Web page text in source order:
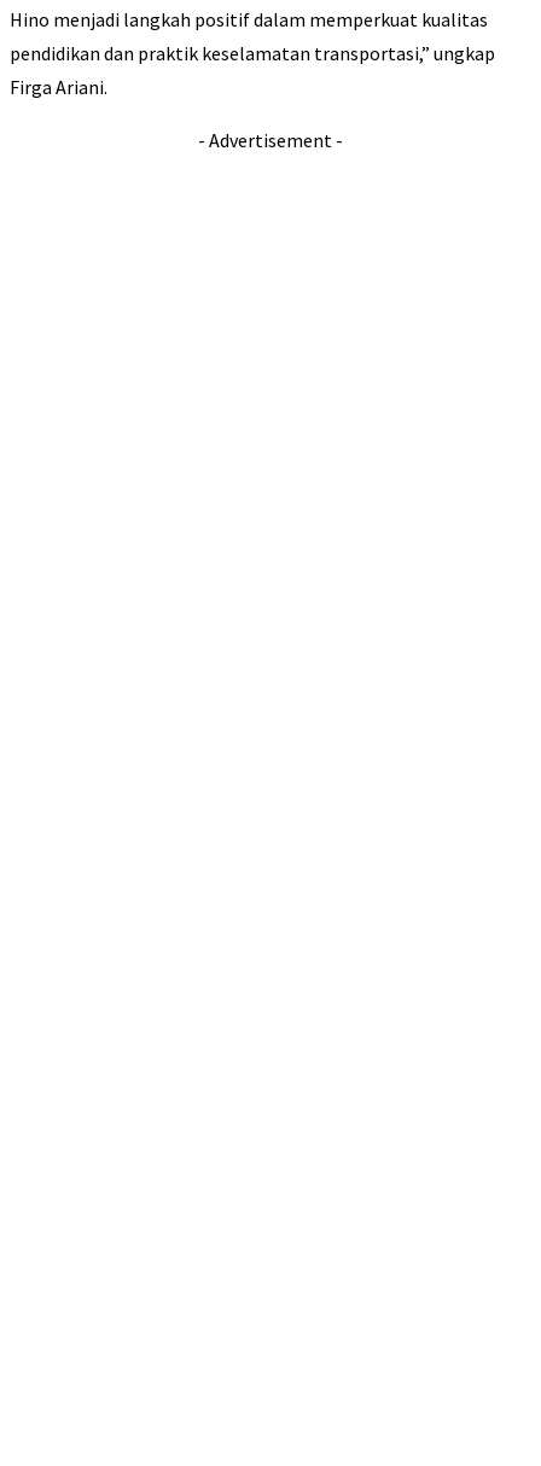
Hino menjadi langkah positif dalam memperkuat kualitas
pendidikan dan praktik keselamatan transportasi,” ungkap
Firga Ariani.
- Advertisement -